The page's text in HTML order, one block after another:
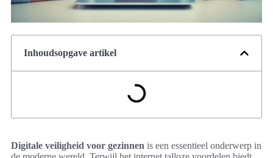
Inhoudsopgave artikel
Digitale veiligheid voor gezinnen is een essentieel onderwerp in